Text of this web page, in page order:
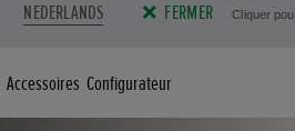
NEDERLANDS FERMER Cliquer
Accessoires Configurateur